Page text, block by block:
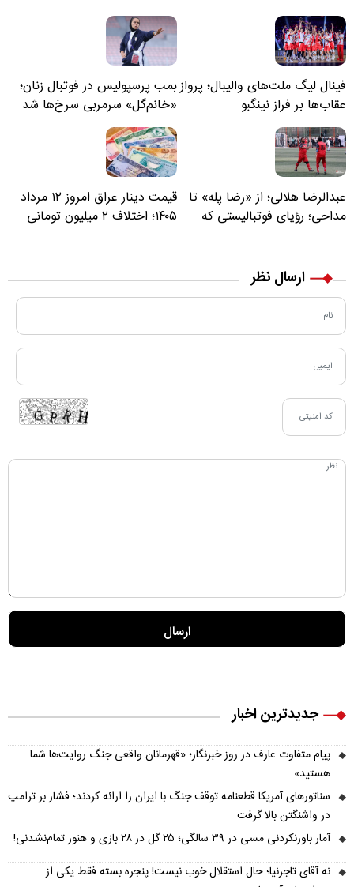
فینال لیگ ملت‌های والیبال؛ پرواز
عقاب‌ها بر فراز نینگبو
بمب پرسپولیس در فوتبال زنان؛
«خانم‌گل» سرمربی سرخ‌ها شد
عبدالرضا هلالی؛ از «رضا پله» تا
مداحی؛ رؤیای فوتبالیستی که
قیمت دینار عراق امروز ۱۲ مرداد
۱۴۰۵؛ اختلاف ۲ میلیون تومانی
ارسال نظر
جدیدترین اخبار
پیام متفاوت عارف در روز خبرنگار؛ «قهرمانان واقعی جنگ روایت‌ها شما
هستید»
سناتورهای آمریکا قطعنامه توقف جنگ با ایران را ارائه کردند؛ فشار بر ترامپ
در واشنگتن بالا گرفت
آمار باورنکردنی مسی در ۳۹ سالگی؛ ۲۵ گل در ۲۸ بازی و هنوز تمام‌نشدنی!
نه آقای تاجرنیا؛ حال استقلال خوب نیست! پنجره بسته فقط یکی از